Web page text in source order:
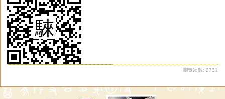
瀏覽次數: 2731